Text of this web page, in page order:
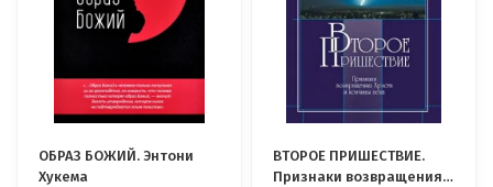
ОБРАЗ БОЖИЙ. Энтони
Хукема
ВТОРОЕ ПРИШЕСТВИЕ.
Признаки возвращения